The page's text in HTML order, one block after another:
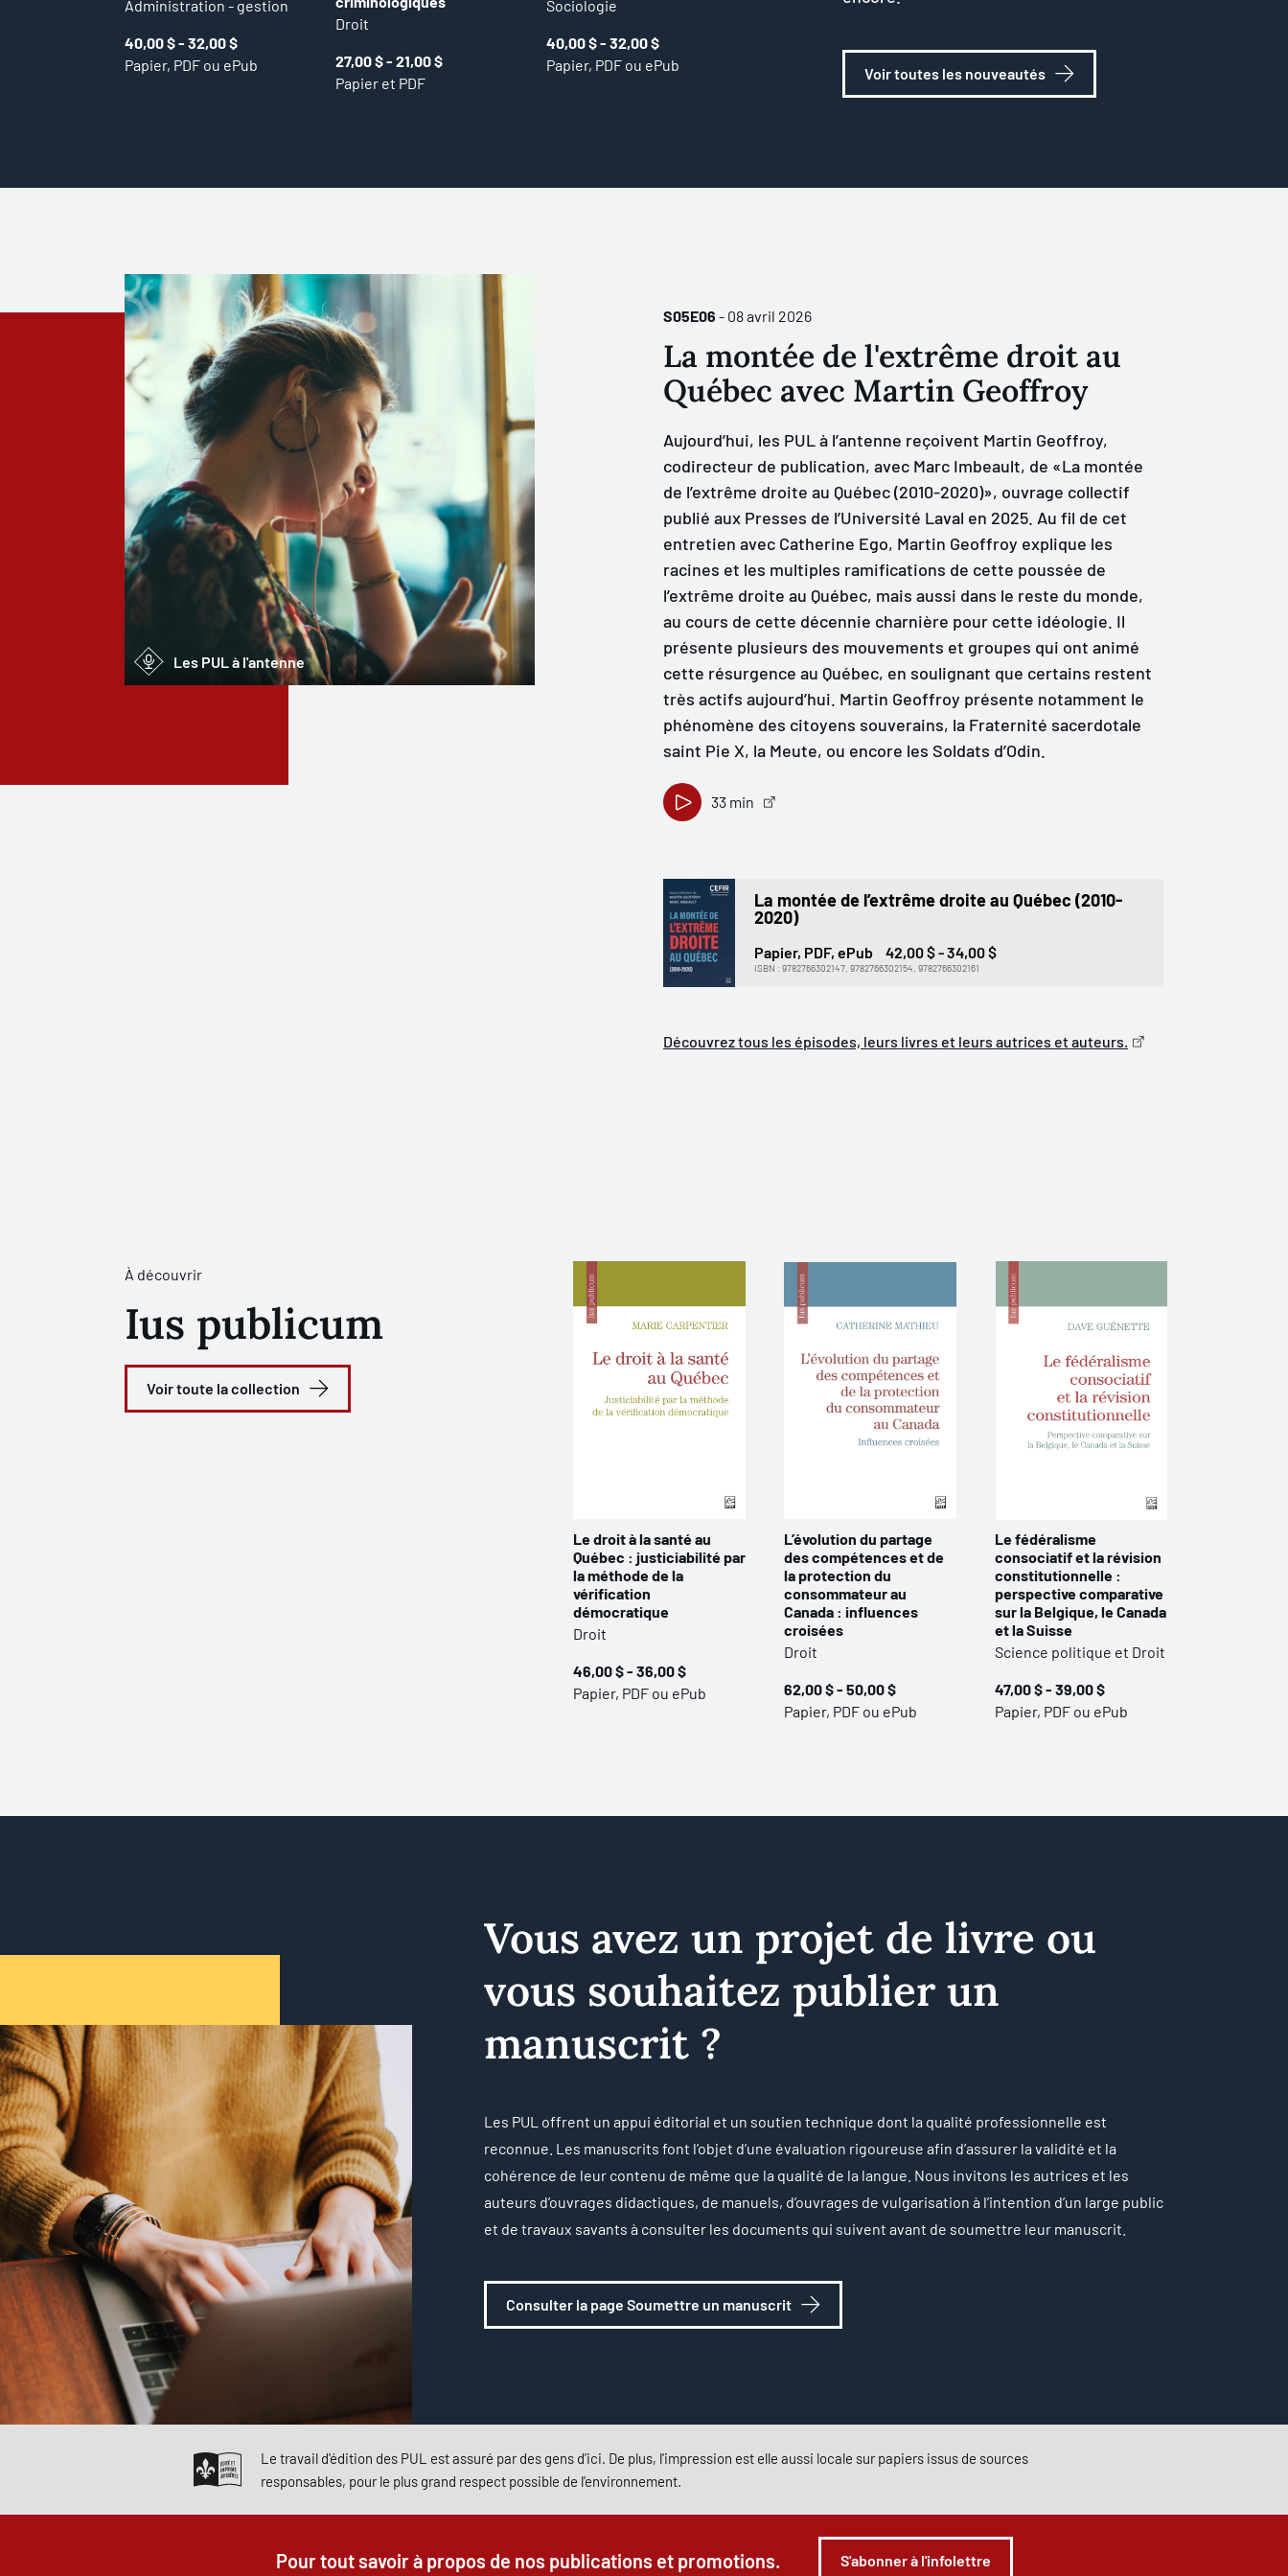
Voir toutes les nouveautés
Administration - gestion
40,00 $ - 32,00 $
Papier, PDF ou ePub
Droit
27,00 $ - 21,00 $
Papier et PDF
Sociologie
40,00 $ - 32,00 $
Papier, PDF ou ePub
Les PUL à l'antenne
S05E06 - 08 avril 2026
La montée de l'extrême droit au
Québec avec Martin Geoffroy
Aujourd’hui, les PUL à l’antenne reçoivent Martin Geoffroy,
codirecteur de publication, avec Marc Imbeault, de «La montée
de l’extrême droite au Québec (2010-2020)», ouvrage collectif
publié aux Presses de l’Université Laval en 2025. Au fil de cet
entretien avec Catherine Ego, Martin Geoffroy explique les
racines et les multiples ramifications de cette poussée de
l’extrême droite au Québec, mais aussi dans le reste du monde,
au cours de cette décennie charnière pour cette idéologie. Il
présente plusieurs des mouvements et groupes qui ont animé
cette résurgence au Québec, en soulignant que certains restent
très actifs aujourd’hui. Martin Geoffroy présente notamment le
phénomène des citoyens souverains, la Fraternité sacerdotale
saint Pie X, la Meute, ou encore les Soldats d’Odin.
33 min
La montée de l’extrême droite au Québec (2010-
2020)
Papier, PDF, ePub 42,00 $ - 34,00 $
ISBN : 9782766302147, 9782766302154, 9782766302161
Découvrez tous les épisodes, leurs livres et leurs autrices et auteurs.
À découvrir
Ius publicum
Voir toute la collection
Le droit à la santé au
Québec : justiciabilité par
la méthode de la
vérification
démocratique
Droit
46,00 $ - 36,00 $
Papier, PDF ou ePub
L’évolution du partage
des compétences et de
la protection du
consommateur au
Canada : influences
croisées
Droit
62,00 $ - 50,00 $
Papier, PDF ou ePub
Le fédéralisme
consociatif et la révision
constitutionnelle :
perspective comparative
sur la Belgique, le Canada
et la Suisse
Science politique et Droit
47,00 $ - 39,00 $
Papier, PDF ou ePub
Vous avez un projet de livre ou
vous souhaitez publier un
manuscrit ?
Les PUL offrent un appui éditorial et un soutien technique dont la qualité professionnelle est
reconnue. Les manuscrits font l’objet d’une évaluation rigoureuse afin d’assurer la validité et la
cohérence de leur contenu de même que la qualité de la langue. Nous invitons les autrices et les
auteurs d’ouvrages didactiques, de manuels, d’ouvrages de vulgarisation à l’intention d’un large public
et de travaux savants à consulter les documents qui suivent avant de soumettre leur manuscrit.
Consulter la page Soumettre un manuscrit
Le travail d'édition des PUL est assuré par des gens d'ici. De plus, l'impression est elle aussi locale sur papiers issus de sources
responsables, pour le plus grand respect possible de l'environnement.
Pour tout savoir à propos de nos publications et promotions. S'abonner à l'infolettre